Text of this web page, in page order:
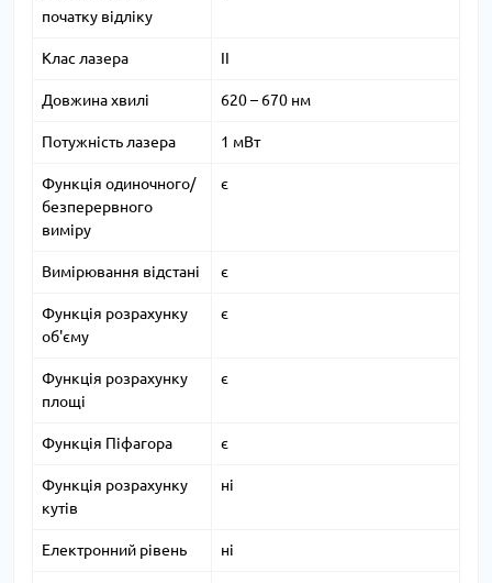
початку відліку
Клас лазера II
Довжина хвилі 620 – 670 нм
Потужність лазера 1 мВт
Функція одиночного/
безперервного
виміру
є
Вимірювання відстані є
Функція розрахунку
об'єму
є
Функція розрахунку
площі
є
Функція Піфагора є
Функція розрахунку
кутів
ні
Електронний рівень ні